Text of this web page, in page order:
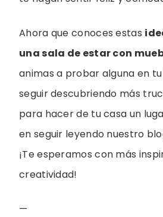
Ahora que conoces estas
una sala de estar con
animas a probar alguna en tu
seguir descubriendo más
para hacer de tu casa un
en seguir leyendo nuestro
¡Te esperamos con más
creatividad!
—